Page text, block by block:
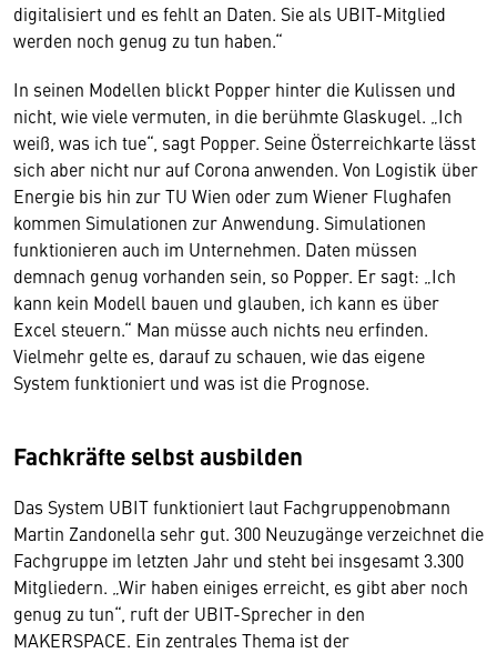
digitalisiert und es fehlt an Daten. Sie als UBIT-Mitglied
werden noch genug zu tun haben.“
In seinen Modellen blickt Popper hinter die Kulissen und
nicht, wie viele vermuten, in die berühmte Glaskugel. „Ich
weiß, was ich tue“, sagt Popper. Seine Österreichkarte lässt
sich aber nicht nur auf Corona anwenden. Von Logistik über
Energie bis hin zur TU Wien oder zum Wiener Flughafen
kommen Simulationen zur Anwendung. Simulationen
funktionieren auch im Unternehmen. Daten müssen
demnach genug vorhanden sein, so Popper. Er sagt: „Ich
kann kein Modell bauen und glauben, ich kann es über
Excel steuern.“ Man müsse auch nichts neu erfinden.
Vielmehr gelte es, darauf zu schauen, wie das eigene
System funktioniert und was ist die Prognose.
Fachkräfte selbst ausbilden
Das System UBIT funktioniert laut Fachgruppenobmann
Martin Zandonella sehr gut. 300 Neuzugänge verzeichnet die
Fachgruppe im letzten Jahr und steht bei insgesamt 3.300
Mitgliedern. „Wir haben einiges erreicht, es gibt aber noch
genug zu tun“, ruft der UBIT-Sprecher in den
MAKERSPACE. Ein zentrales Thema ist der